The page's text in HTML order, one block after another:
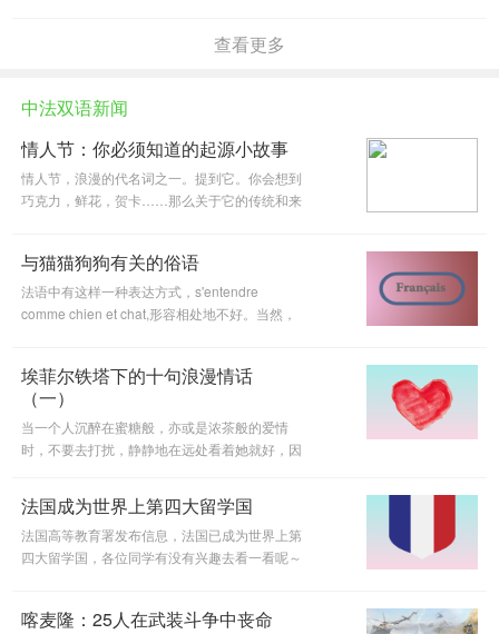
有“我是非必要的”的标识，阿曼蒂娜此举意在对
查看更多
中法双语新闻
情人节：你必须知道的起源小故事
情人节，浪漫的代名词之一。提到它。你会想到
巧克力，鲜花，贺卡……那么关于它的传统和来
与猫猫狗狗有关的俗语
法语中有这样一种表达方式，s'entendre
comme chien et chat,形容相处地不好。当然，
但是如果处理方法正确，两位星人和
埃菲尔铁塔下的十句浪漫情话
（一）
当一个人沉醉在蜜糖般，亦或是浓茶般的爱情
时，不要去打扰，静静地在远处看着她就好，因
浪漫的情话来点缀，10句法语情话教你收获浪
漫爱情。
法国成为世界上第四大留学国
法国高等教育署发布信息，法国已成为世界上第
四大留学国，各位同学有没有兴趣去看一看呢～
喀麦隆：25人在武装斗争中丧命